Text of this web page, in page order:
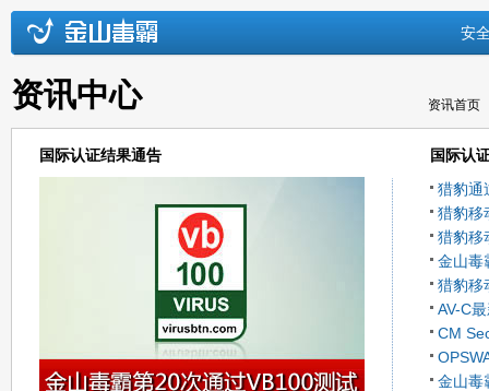
安
资讯中心 资讯首页
国际认证结果通告
国际认
猎豹通
猎豹移
猎豹移
金山毒
猎豹移
AV-C
CM
性良好
金山毒